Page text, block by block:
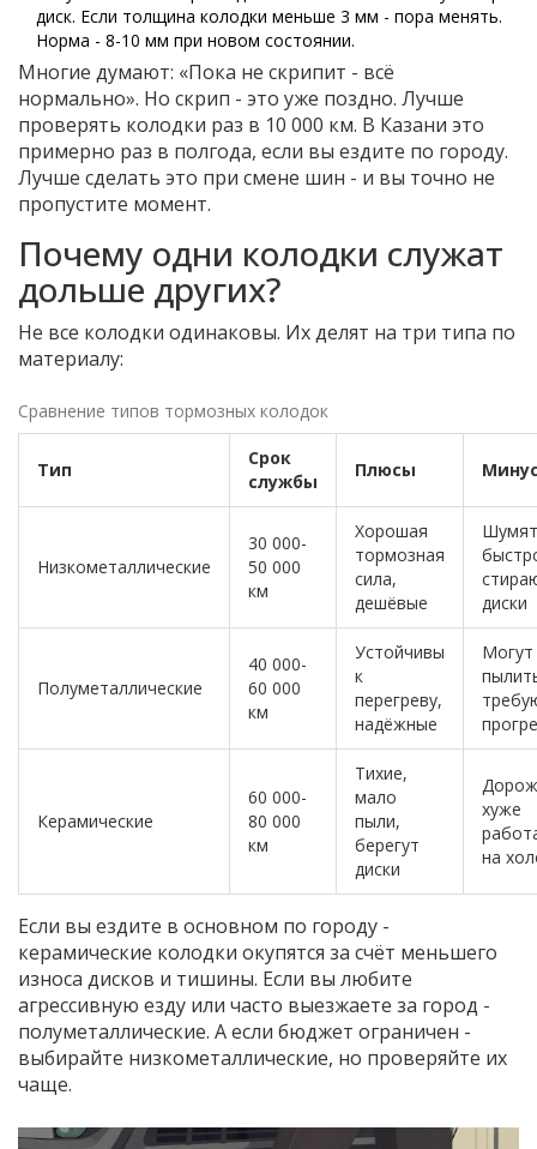
диск. Если толщина колодки меньше 3 мм - пора менять.
Норма - 8-10 мм при новом состоянии.
Многие думают: «Пока не скрипит - всё
нормально». Но скрип - это уже поздно. Лучше
проверять колодки раз в 10 000 км. В Казани это
примерно раз в полгода, если вы ездите по городу.
Лучше сделать это при смене шин - и вы точно не
пропустите момент.
Почему одни колодки служат
дольше других?
Не все колодки одинаковы. Их делят на три типа по
материалу:
Сравнение типов тормозных колодок
Тип
Срок
службы
Плюсы
Низкометаллические
30 000-
50 000
км
Хорошая
тормозная
сила,
дешёвые
диски
Полуметаллические
40 000-
60 000
км
Устойчивы
к
перегреву,
надёжные
Могут
Керамические
60 000-
80 000
км
Тихие,
мало
пыли,
берегут
диски
хуже
на
Если вы ездите в основном по городу -
керамические колодки окупятся за счёт меньшего
износа дисков и тишины. Если вы любите
агрессивную езду или часто выезжаете за город -
полуметаллические. А если бюджет ограничен -
выбирайте низкометаллические, но проверяйте их
чаще.